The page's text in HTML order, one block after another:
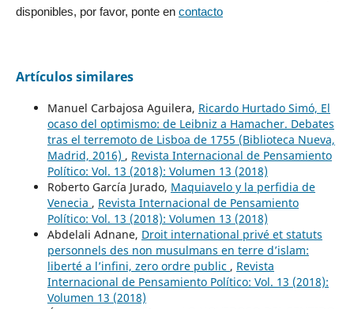
disponibles, por favor, ponte en contacto
Artículos similares
Manuel Carbajosa Aguilera, Ricardo Hurtado Simó, El
ocaso del optimismo: de Leibniz a Hamacher. Debates
tras el terremoto de Lisboa de 1755 (Biblioteca Nueva,
Madrid, 2016) , Revista Internacional de Pensamiento
Político: Vol. 13 (2018): Volumen 13 (2018)
Roberto García Jurado, Maquiavelo y la perfidia de
Venecia , Revista Internacional de Pensamiento
Político: Vol. 13 (2018): Volumen 13 (2018)
Abdelali Adnane, Droit international privé et statuts
personnels des non musulmans en terre d’islam:
liberté a l’infini, zero ordre public , Revista
Internacional de Pensamiento Político: Vol. 13 (2018):
Volumen 13 (2018)